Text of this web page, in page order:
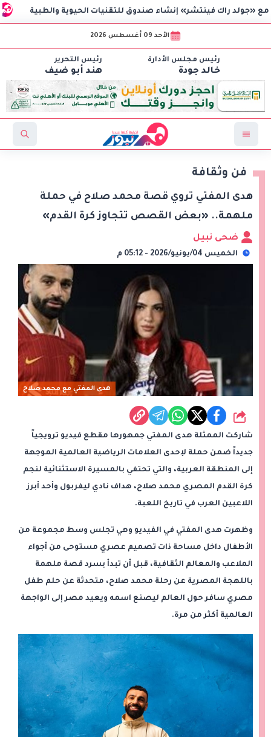
الاعتماد إنشاء صندوق للتقنيات الحيوية والطبية
الأحد 09 أغسطس 2026
رئيس مجلس الأدارة
خالد جودة
رئيس التحرير
هند أبو ضيف
فن وثقافة
هدى المفتي تروي قصة محمد صلاح في حملة
ملهمة.. «بعض القصص تتجاوز كرة القدم»
ضحى نبيل
الخميس 04/يونيو/2026 - 05:12 م
هدى المفتي مع محمد صلاح
شارك
شاركت الممثلة هدى المفتي جمهورها مقطع فيديو ترويجياً
جديداً ضمن حملة لإحدى العلامات الرياضية العالمية الموجهة
إلى المنطقة العربية، والتي تحتفي بالمسيرة الاستثنائية لنجم
كرة القدم المصري محمد صلاح، هداف نادي ليفربول وأحد أبرز
اللاعبين العرب في تاريخ اللعبة.
وظهرت هدى المفتي في الفيديو وهي تجلس وسط مجموعة من
الأطفال داخل مساحة ذات تصميم عصري مستوحى من أجواء
الملاعب والمعالم الثقافية، قبل أن تبدأ بسرد قصة ملهمة
باللهجة المصرية عن رحلة محمد صلاح، متحدثة عن حلم طفل
مصري سافر حول العالم ليصنع اسمه ويعيد مصر إلى الواجهة
العالمية أكثر من مرة.